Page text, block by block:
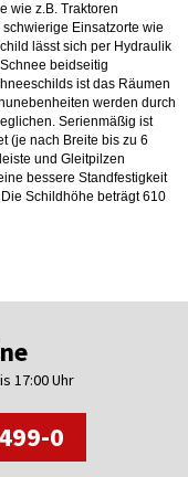
wie z.B. Traktoren
Einsatzorte wie
lässt sich per Hydraulik
beidseitig
ist das Räumen
werden durch
Serienmäßig ist
(je nach Breite bis zu 6
und Gleitpilzen
bessere Standfestigkeit
Schildhöhe beträgt 610
17:00 Uhr
0